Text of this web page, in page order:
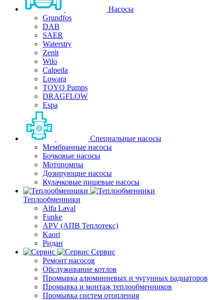
Насосы
Grundfos
DAB
SAER
Waterstry
Zenit
Wilo
Calpeda
Lowara
TOYO Pumps
DRAGFLOW
Espa
Специальные насосы
Мембранные насосы
Бочковые насосы
Мотопомпы
Дозирующие насосы
Кулачковые пищевые насосы
Теплообменники
Alfa Laval
Funke
APV (АПВ Теплотекс)
Kaori
Ридан
Сервис
Ремонт насосов
Обслуживание котлов
Промывка алюминиевых и чугунных радиаторов
Промывка и монтаж теплообменников
Промывка систем отопления